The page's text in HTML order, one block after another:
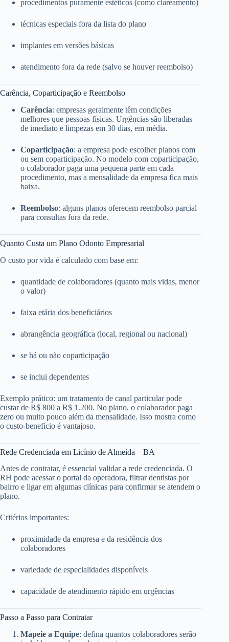
procedimentos puramente estéticos (como clareamento)
técnicas especiais fora da lista do plano
implantes em versões básicas
atendimento fora da rede (salvo se houver reembolso)
Carência, Coparticipação e Reembolso
Carência: empresas geralmente têm condições
melhores que pessoas físicas. Urgências são liberadas
de imediato e limpezas em 30 dias, em média.
Coparticipação: a empresa pode escolher planos com
ou sem coparticipação. No modelo com coparticipação,
o colaborador paga uma pequena parte em cada
procedimento, mas a mensalidade da empresa fica mais
baixa.
Reembolso: alguns planos oferecem reembolso parcial
para consultas fora da rede.
Quanto Custa um Plano Odonto Empresarial
O custo por vida é calculado com base em:
quantidade de colaboradores (quanto mais vidas, menor
o valor)
faixa etária dos beneficiários
abrangência geográfica (local, regional ou nacional)
se há ou não coparticipação
se inclui dependentes
Exemplo prático: um tratamento de canal particular pode
custar de R$ 800 a R$ 1.200. No plano, o colaborador paga
zero ou muito pouco além da mensalidade. Isso mostra como
o custo-benefício é vantajoso.
Rede Credenciada em Licínio de Almeida – BA
Antes de contratar, é essencial validar a rede credenciada. O
RH pode acessar o portal da operadora, filtrar dentistas por
bairro e ligar em algumas clínicas para confirmar se atendem o
plano.
Critérios importantes:
proximidade da empresa e da residência dos
colaboradores
variedade de especialidades disponíveis
capacidade de atendimento rápido em urgências
Passo a Passo para Contratar
Mapeie a Equipe: defina quantos colaboradores serão